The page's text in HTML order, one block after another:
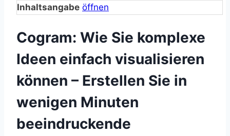
Inhaltsangabe öffnen
Cogram: Wie Sie komplexe
Ideen einfach visualisieren
können – Erstellen Sie in
wenigen Minuten
beeindruckende